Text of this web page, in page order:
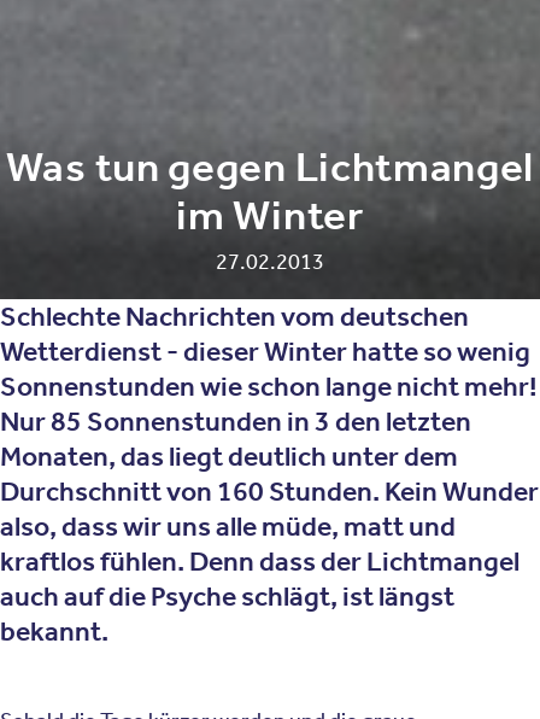
Was tun gegen Lichtmangel
im Winter
27.02.2013
Schlechte Nachrichten vom deutschen
Wetterdienst - dieser Winter hatte so wenig
Sonnenstunden wie schon lange nicht mehr!
Nur 85 Sonnenstunden in 3 den letzten
Monaten, das liegt deutlich unter dem
Durchschnitt von 160 Stunden. Kein Wunder
also, dass wir uns alle müde, matt und
kraftlos fühlen. Denn dass der Lichtmangel
auch auf die Psyche schlägt, ist längst
bekannt.